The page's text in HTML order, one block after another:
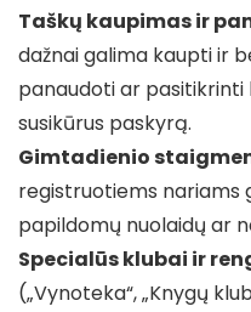
Taškų kaupimas ir
dažnai galima kaupti ir
panaudoti ar
susikūrus paskyrą.
Gimtadienio
registruotiems nariams
papildomų nuolaidų ar
Specialūs klubai ir
(„Vynoteka“, „Knygų